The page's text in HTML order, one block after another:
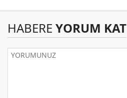
HABERE YORUM KAT